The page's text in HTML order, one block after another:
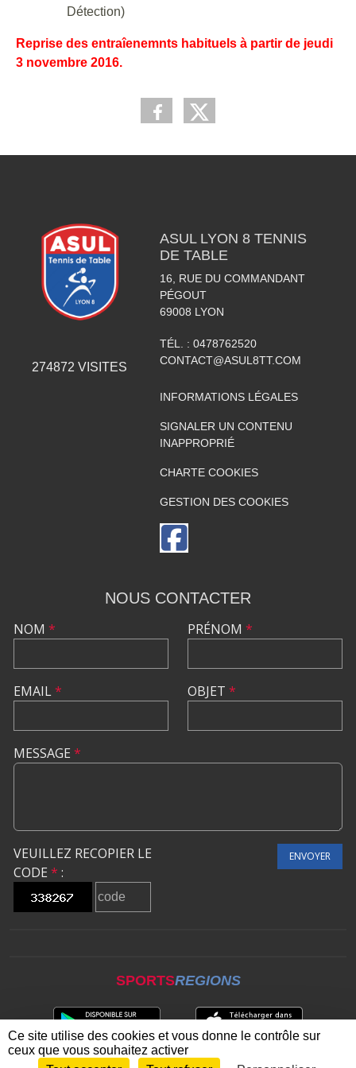
Détection)
Reprise des entraîenemnts habituels à partir de jeudi
3 novembre 2016.
274872 VISITES
ASUL LYON 8 TENNIS
DE TABLE
16, RUE DU COMMANDANT
PÉGOUT
69008 LYON
TÉL. : 0478762520
CONTACT@ASUL8TT.COM
INFORMATIONS LÉGALES
SIGNALER UN CONTENU
INAPPROPRIÉ
CHARTE COOKIES
GESTION DES COOKIES
NOUS CONTACTER
NOM *
EMAIL*
PRÉNOM *
OBJET *
MESSAGE *
VEUILLEZ RECOPIER LE
CODE * :
ENVOYER
SPORTSREGIONS
Ce site utilise des cookies et vous donne le contrôle sur
ceux que vous souhaitez activer